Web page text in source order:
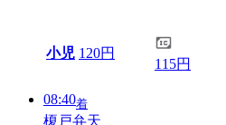
小児 120円
115円
08:40着
榎戸弁天